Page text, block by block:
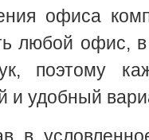
офиса
любой офис, в
поэтому
и удобный